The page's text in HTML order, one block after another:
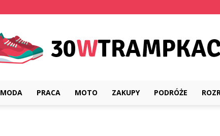
30wtrampkach.pl
MODA PRACA MOTO ZAKUPY PODRÓŻE